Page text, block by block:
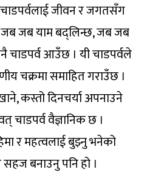
जीवन र जगतसँग
जब जब याम बद्लिन्छ, जब जब
चाडपर्व आउँछ । यी चाडपर्वले
चक्रमा समाहित गराउँछ ।
कस्तो दिनचर्या अपनाउने
चाडपर्व वैज्ञानिक छ ।
र महत्वलाई बुझ्नु भनेको
बनाउनु पनि हो ।